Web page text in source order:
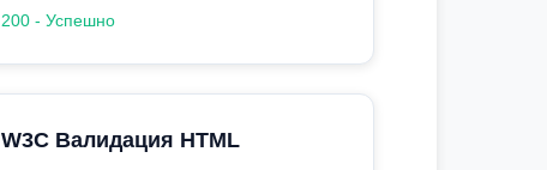
200 - Успешно
W3C Валидация HTML